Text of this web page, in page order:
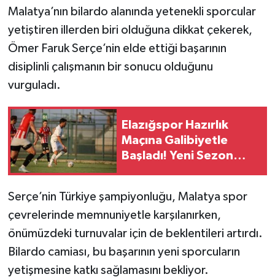
Malatya’nın bilardo alanında yetenekli sporcular
yetiştiren illerden biri olduğuna dikkat çekerek,
Ömer Faruk Serçe’nin elde ettiği başarının
disiplinli çalışmanın bir sonucu olduğunu
vurguladı.
Elazığspor Hazırlık
Maçına Galibiyetle
Başladı! Yeni Sezon
Serçe’nin Türkiye şampiyonluğu, Malatya spor
çevrelerinde memnuniyetle karşılanırken,
önümüzdeki turnuvalar için de beklentileri artırdı.
Bilardo camiası, bu başarının yeni sporcuların
yetişmesine katkı sağlamasını bekliyor.